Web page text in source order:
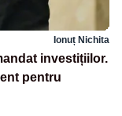
Ionuț Nichita
investițiilor.
pentru